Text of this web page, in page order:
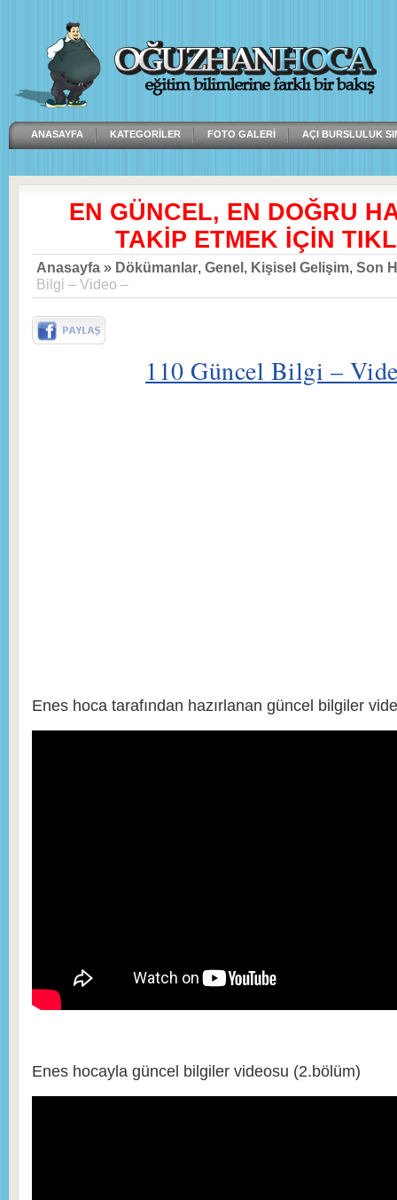
ANASAYFA KATEGORILER FOTO GALERI AÇI BURSLULUK
EN GÜNCEL, EN DOĞRU
TAKİP ETMEK İÇİN
Anasayfa » Dökümanlar, Genel, Kişisel Gelişim, Son
Bilgi – Video –
110 Güncel Bilgi –
Enes hoca tarafından hazırlanan güncel bilgiler
Enes hocayla güncel bilgiler videosu (2.bölüm)